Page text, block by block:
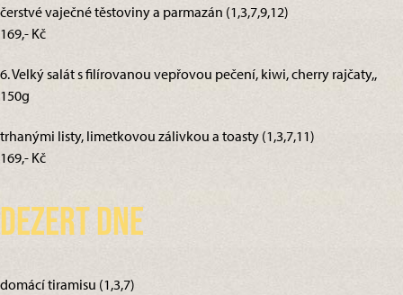
čerstvé vaječné těstoviny a parmazán (1,3,7,9,12)
169,- Kč
6. Velký salát s filírovanou vepřovou pečení, kiwi, cherry rajčaty,,
150g
trhanými listy, limetkovou zálivkou a toasty (1,3,7,11)
169,- Kč
Dezert dne
domácí tiramisu (1,3,7)